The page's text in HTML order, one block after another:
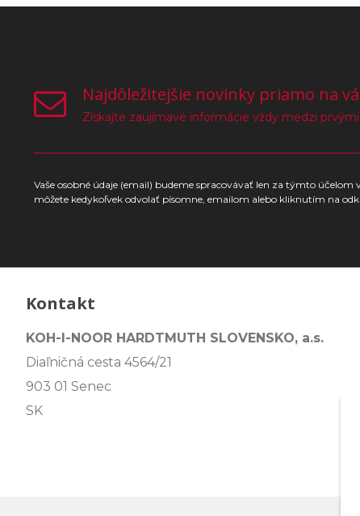
Najdôležitejšie novinky priamo na
Získajte zaujímavé informácie vždy medzi prvými
Vaše osobné údaje (email) budeme spracovávať len za týmto
môžete kedykoľvek odvolať písomne, emailom alebo kliknutím na
Kontakt
KOH-I-NOOR HARDTMUTH SLOVENSKO, a.s.
Diaľničná cesta 4564/21
903 01 Senec
SK